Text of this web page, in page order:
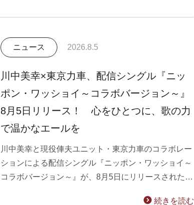
ニュース 2026.8.5
川中美幸×東京力車、配信シングル『ニッ
ポン・ワッショイ～コラボバージョン～』
8月5日リリース！ 心をひとつに、歌の力
で温かなエールを
川中美幸と現役俥夫ユニット・東京力車のコラボレー
ションによる配信シングル『ニッポン・ワッショイ～
コラボバージョン～』が、8月5日にリリースされた…
続きを読む